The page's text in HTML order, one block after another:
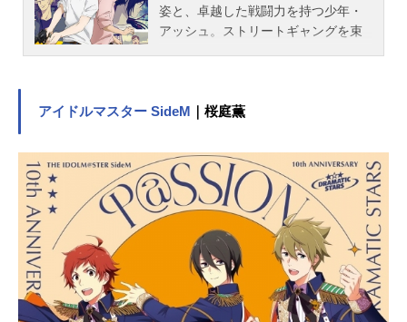
姿と、卓越した戦闘力を持つ少年・
アッシュ。ストリートギャングを束
て、カメラマンの助手として取材に
と出会う。二人はともに“バナナフィ
ッシュ”の謎を追い求めることに──。
作品名BANANAFISH放送形態TVアニ
メスケジュール2018年7月5日（木）
～2018年12月20日（木）フジテレビ
「ノイタミナ」ほか話数全24話キャ
ストアッシュ・リンクス：内田雄馬
奥村英二：野島健児マックス・ロ
ボ：平田広明ディノ・ゴルツィネ：
アイドルマスター SideM ｜桜庭薫